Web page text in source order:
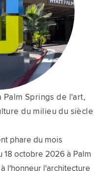
Springs de l'art,
du milieu du siècle
phare du mois
18 octobre 2026 à Palm
l'honneur l'architecture